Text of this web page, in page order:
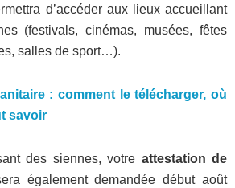
d’accéder aux lieux accueillant
(festivals, cinémas, musées, fêtes
salles de sport…).
: comment le télécharger, où
savoir
des siennes, votre attestation de
également demandée début août